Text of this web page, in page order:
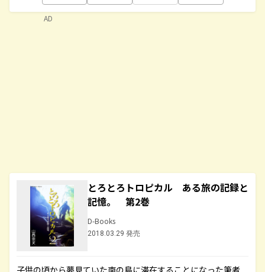
とろとろトロピカル ある旅の記録と
記憶。 第2巻
D-Books
2018.03.29 発売
子供の頃から夢見ていた南の島に滞在することになった筆者
AD